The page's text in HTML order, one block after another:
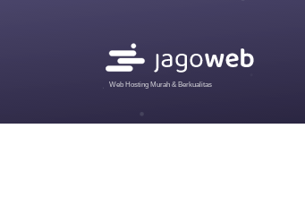
Web Hosting Murah & Berkualitas